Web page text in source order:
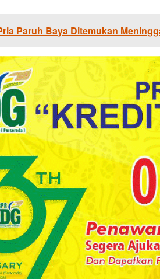
Paruh Baya Ditemukan